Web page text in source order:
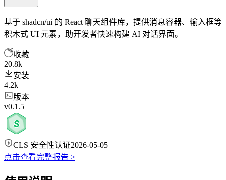
基于 shadcn/ui 的 React 聊天组件库，提供消息容器、输入框等
积木式 UI 元素，助开发者快速构建 AI 对话界面。
收藏
20.8k
安装
4.2k
版本
v0.1.5
CLS 安全性认证2026-05-05
点击查看完整报告 >